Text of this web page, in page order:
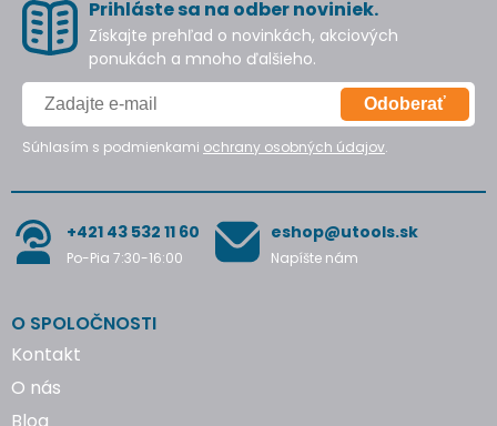
Prihláste sa na odber noviniek.
Získajte prehľad o novinkách, akciových
ponukách a mnoho ďalšieho.
Odoberať
Súhlasím s podmienkami ochrany osobných údajov.
+421 43 532 11 60
Po-Pia 7:30-16:00
eshop@utools.sk
Napíšte nám
O SPOLOČNOSTI
Kontakt
O nás